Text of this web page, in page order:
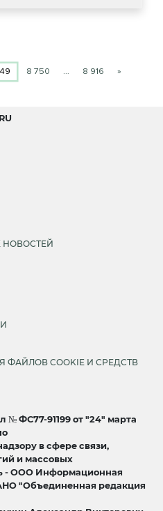
8 750 … 8 916 »
НОВОСТЕЙ
COOKIE И СРЕДСТВ
№ ФС77-91199 от "24" марта
в сфере связи,
и массовых
- ООО Информационная
"Объединенная редакция